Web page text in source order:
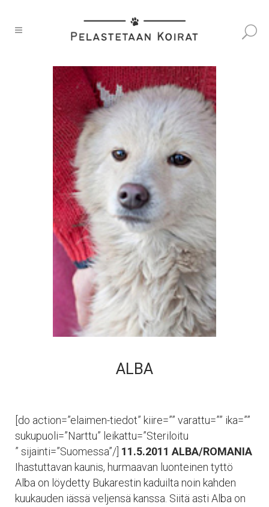
ALBA
[do action=”elaimen-tiedot” kiire=”” varattu=”” ika=””
sukupuoli=”Narttu” leikattu=”Steriloitu
” sijainti=”Suomessa”/] 11.5.2011 ALBA/ROMANIA
Ihastuttavan kaunis, hurmaavan luonteinen tyttö
Alba on löydetty Bukarestin kaduilta noin kahden
kuukauden iässä veljensä kanssa. Siitä asti Alba on